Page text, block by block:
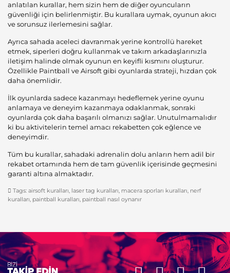
anlatılan kurallar, hem sizin hem de diğer oyuncuların
güvenliği için belirlenmiştir. Bu kurallara uymak, oyunun akıcı
ve sorunsuz ilerlemesini sağlar.
Ayrıca sahada aceleci davranmak yerine kontrollü hareket
etmek, siperleri doğru kullanmak ve takım arkadaşlarınızla
iletişim halinde olmak oyunun en keyifli kısmını oluşturur.
Özellikle Paintball ve Airsoft gibi oyunlarda strateji, hızdan çok
daha önemlidir.
İlk oyunlarda sadece kazanmayı hedeflemek yerine oyunu
anlamaya ve deneyim kazanmaya odaklanmak, sonraki
oyunlarda çok daha başarılı olmanızı sağlar. Unutulmamalıdır
ki bu aktivitelerin temel amacı rekabetten çok eğlence ve
deneyimdir.
Tüm bu kurallar, sahadaki adrenalin dolu anların hem adil bir
rekabet ortamında hem de tam güvenlik içerisinde geçmesini
garanti altına almaktadır.
Tags: airsoft kuralları, laser tag kuralları, macera sporları kuralları, nerf
kuralları, paintball kuralları, paintball nasıl oynanır